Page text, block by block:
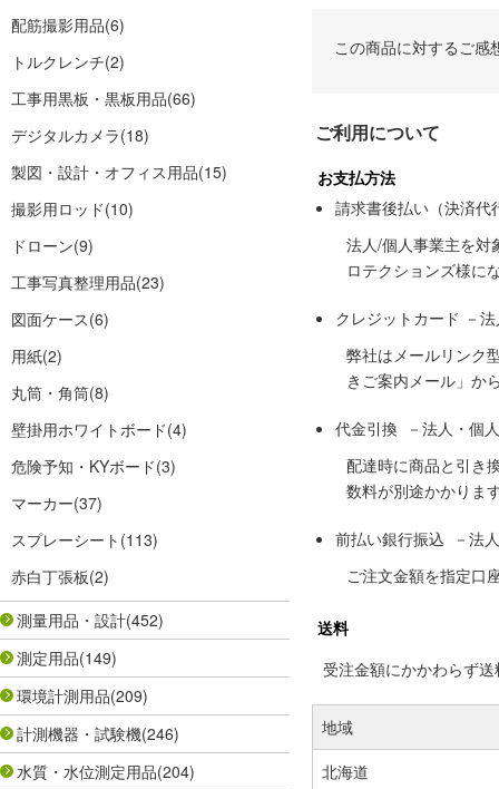
配筋撮影用品(6)
トルクレンチ(2)
工事用黒板・黒板用品(66)
デジタルカメラ(18)
製図・設計・オフィス用品(15)
撮影用ロッド(10)
ドローン(9)
工事写真整理用品(23)
図面ケース(6)
用紙(2)
丸筒・角筒(8)
壁掛用ホワイトボード(4)
危険予知・KYボード(3)
マーカー(37)
スプレーシート (113)
赤白丁張板(2)
測量用品・設計(452)
測定用品(149)
環境計測用品(209)
計測機器・試験機(246)
水質・水位測定用品(204)
この商品に対するご感
ご利用について
お支払方法
請求書後払い（決済代
法人/個人事業主を対
ロテクションズ様に
クレジットカード －
弊社はメールリンク
きご案内メール」か
代金引換 －法人・個
配達時に商品と引き
数料が別途かかりま
前払い銀行振込 －法
ご注文金額を指定口
送料
受注金額にかかわらず
地域
北海道